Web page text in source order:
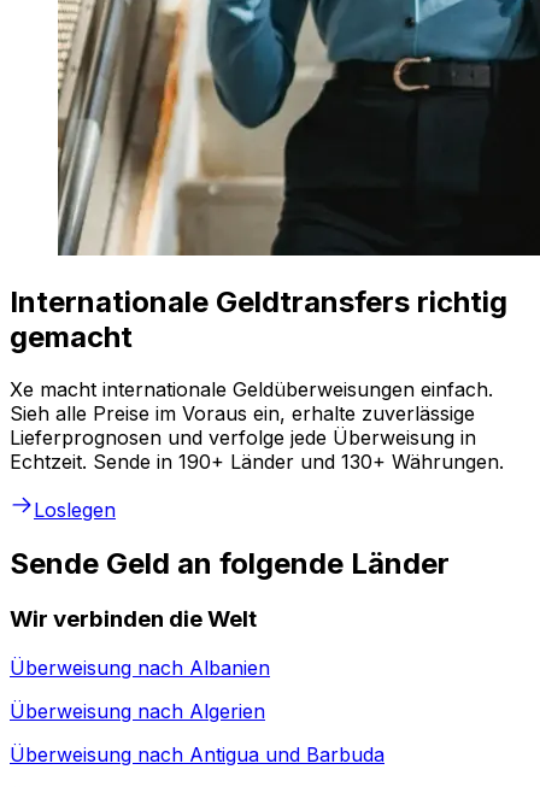
Internationale Geldtransfers richtig
gemacht
Xe macht internationale Geldüberweisungen einfach.
Sieh alle Preise im Voraus ein, erhalte zuverlässige
Lieferprognosen und verfolge jede Überweisung in
Echtzeit. Sende in 190+ Länder und 130+ Währungen.
Loslegen
Sende Geld an folgende Länder
Wir verbinden die Welt
Überweisung nach Albanien
Überweisung nach Algerien
Überweisung nach Antigua und Barbuda